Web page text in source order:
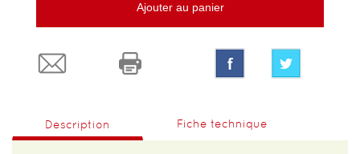
Ajouter au panier
Description Fiche technique